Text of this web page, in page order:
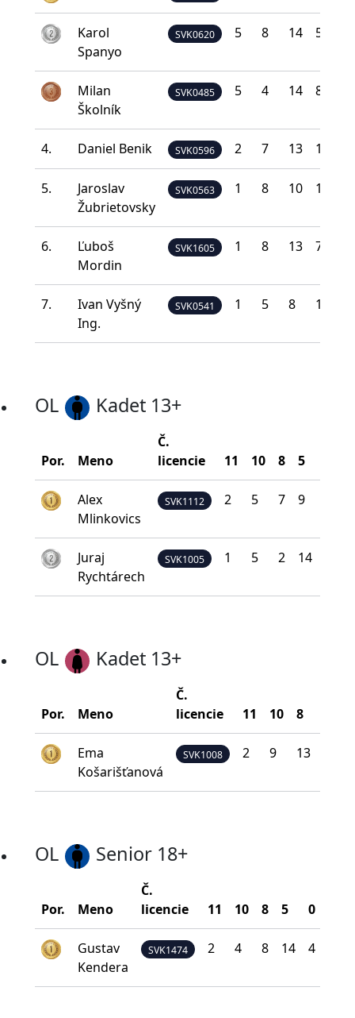
Karol
Spanyo
SVK0620 5 8 14 5
Milan
Školník
SVK0485 5 4 14 8
4. Daniel Benik SVK0596 2 7 13 10
5.
Jaroslav
Žubrietovsky
SVK0563 1 8 10 12
6.
Ľuboš
Mordin
SVK1605 1 8 13 7
7.
Ivan Vyšný
Ing.
SVK0541 1 5 8 10
OL Kadet 13+
Por. Meno
Č.
licencie
11 10 8 5
Alex
Mlinkovics
SVK1112 2 5 7 9
Juraj
Rychtárech
SVK1005 1 5 2 14
OL Kadet 13+
Por. Meno
Č.
licencie
11 10 8
Ema
Košarišťanová
SVK1008 2 9 13
OL Senior 18+
Por. Meno
Č.
licencie
11 10 8 5 0
Gustav
Kendera
SVK1474 2 4 8 14 4